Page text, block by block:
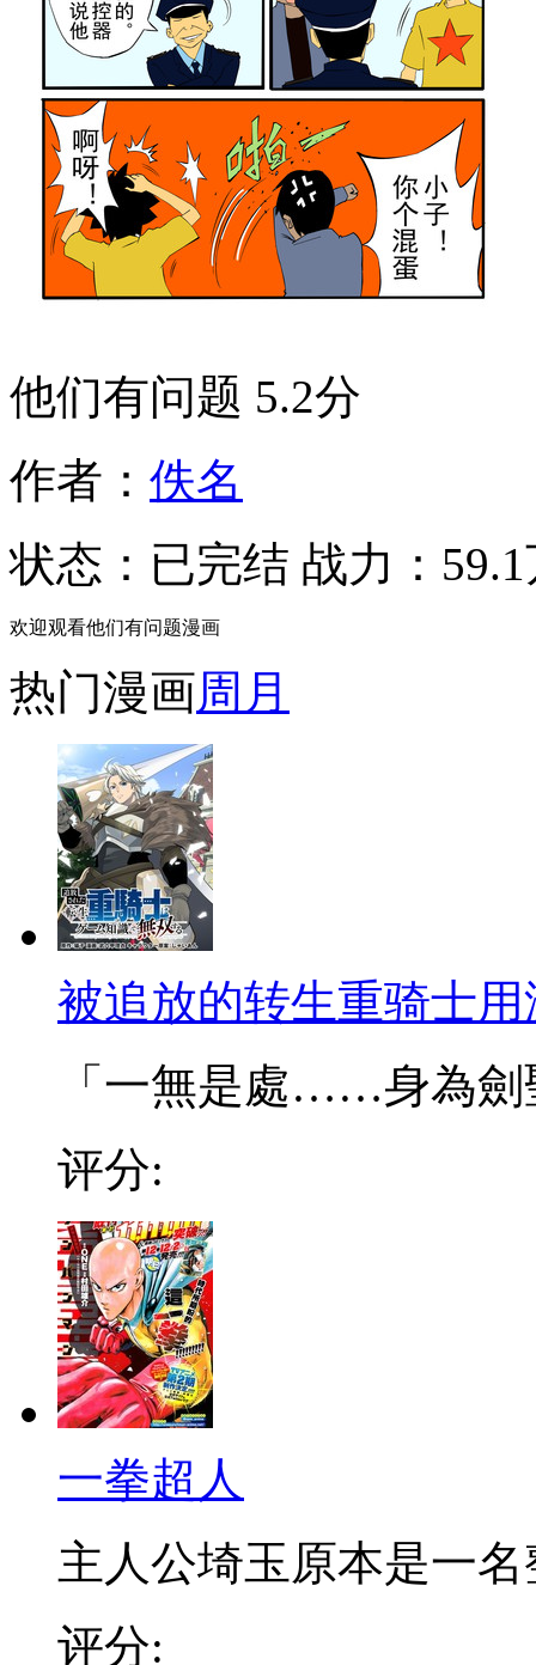
他们有问题 5.2分
作者： 佚名
状态： 已完结 战力：
欢迎观看他们有问题漫画
热门漫画周 月
被追放的转生重骑士
「一無是處……身為劍
评分:
一拳超人
主人公埼玉原本是一名
评分: